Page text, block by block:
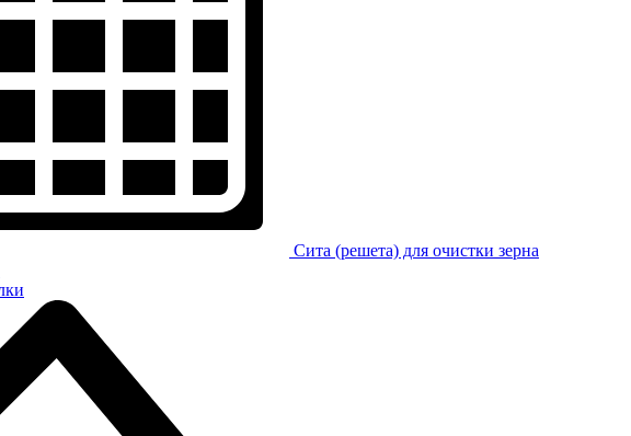
Сита (решета) для очистки зерна